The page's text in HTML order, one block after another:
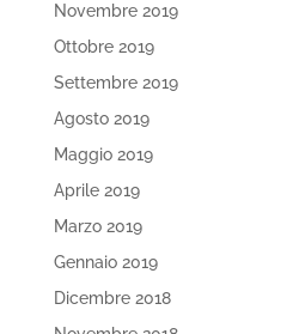
Novembre 2019
Ottobre 2019
Settembre 2019
Agosto 2019
Maggio 2019
Aprile 2019
Marzo 2019
Gennaio 2019
Dicembre 2018